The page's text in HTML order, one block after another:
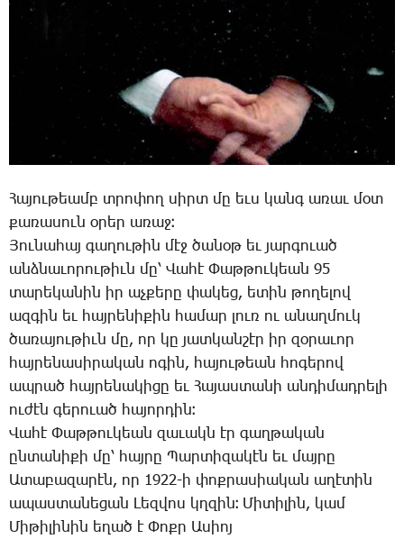
­Հա­յու­թեամբ տրո­փող սիրտ մը եւս կանգ ա­ռաւ մօտ
քա­ռա­սուն օ­րեր ա­ռաջ։
­Յու­նա­հայ գա­ղու­թին մէջ ծա­նօթ եւ յար­գո­ւած
անձ­նա­ւո­րու­թիւն մը՝ ­Վա­հէ ­Փաթ­թու­կեան 95
տա­րե­կա­նին իր աչ­քե­րը փա­կեց, ե­տին թո­ղե­լով
ազ­գին եւ հայ­րե­նի­քին հա­մար լուռ ու ա­նաղ­մուկ
ծա­ռա­յու­թիւն մը, որ կը յատ­կան­շէր իր զօ­րա­ւոր
հայ­րե­նա­սի­րա­կան ո­գին, հա­յու­թեան հո­գե­րով
ապ­րած հայ­րե­նա­կի­ցը եւ ­Հա­յաս­տա­նի ան­դի­մադ­րե­լի
ու­ժէն գե­րո­ւած հա­յոր­դին։
­Վա­հէ ­Փաթ­թու­կեան զա­ւակն էր գաղ­թա­կան
ըն­տա­նի­քի մը՝ հայ­րը ­Պար­տի­զա­կէն եւ մայ­րը
Ա­տա­բա­զա­րէն, որ 1922-ի փոք­րա­սիա­կան ա­ղէ­տին
ա­պաս­տա­նե­ցան ­Լեզ­վոս կղզին։ ­Մի­տի­լին, կամ
­Մի­թի­լի­նին ե­ղած է ­Փոքր Ա­սիոյ